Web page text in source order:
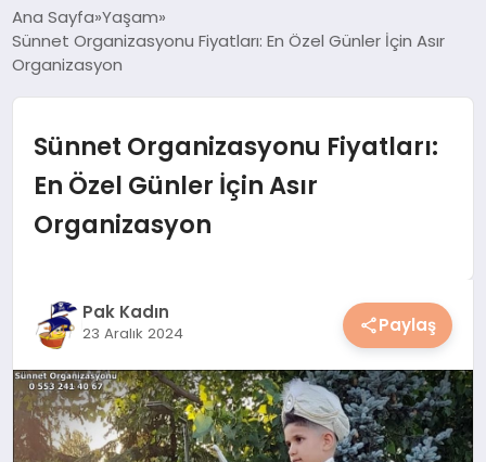
KADIN
MAGAZIN
SPOR & FITNESS
YEMEK
KIMDIR?
HESAPLAMALAR
Ana Sayfa Yaşam
Sünnet Organizasyonu Fiyatları: En Özel Günler İçin Asır
Organizasyon
Sünnet Organizasyonu Fiyatları:
En Özel Günler İçin Asır
Organizasyon
Pak Kadın
23 Aralık 2024 Paylaş